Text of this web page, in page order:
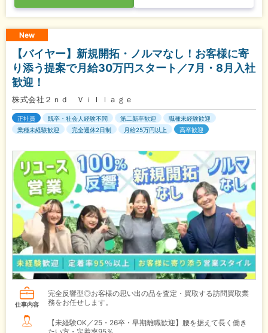
New
【バイヤー】新規開拓・ノルマなし！お客様に寄
り添う提案で月給30万円スタート／7月・8月入社
歓迎！
株式会社２ｎｄ Ｖｉｌｌａｇｅ
正社員 既卒・社会人経験不問 第二新卒歓迎
職種未経験歓迎
業種未経験歓迎
完全週休2日制 月給25万円以上 高卒歓迎
仕事内容
完全反響型◎お客様の思い出の品を査定・買取する訪問買取業
務をお任せします。
【未経験OK／25・26卒・早期離職歓迎】腰を据えて長く働き